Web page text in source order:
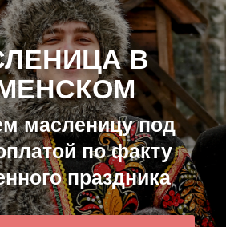
В
масленицу под
по факту
праздника